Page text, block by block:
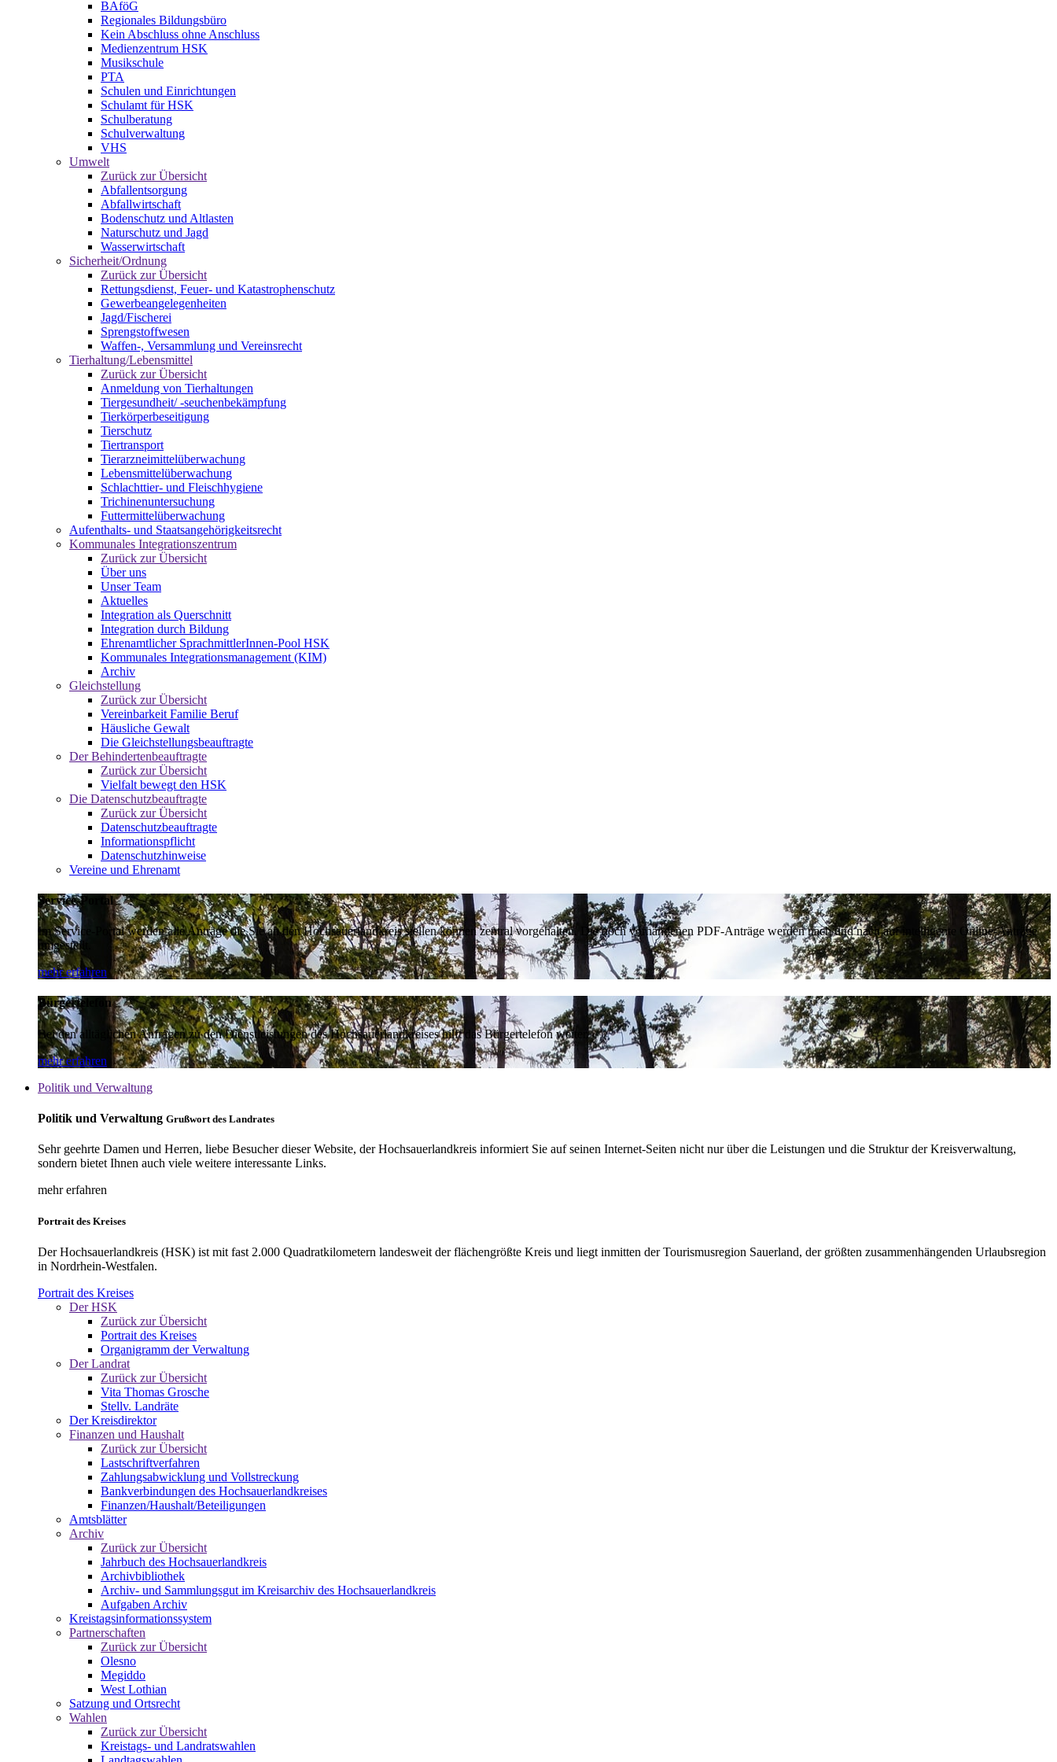
BAföG
Regionales Bildungsbüro
Kein Abschluss ohne Anschluss
Medienzentrum HSK
Musikschule
PTA
Schulen und Einrichtungen
Schulamt für HSK
Schulberatung
Schulverwaltung
VHS
Umwelt
Zurück zur Übersicht
Abfallentsorgung
Abfallwirtschaft
Bodenschutz und Altlasten
Naturschutz und Jagd
Wasserwirtschaft
Sicherheit/Ordnung
Zurück zur Übersicht
Rettungsdienst, Feuer- und Katastrophenschutz
Gewerbeangelegenheiten
Jagd/Fischerei
Sprengstoffwesen
Waffen-, Versammlung und Vereinsrecht
Tierhaltung/Lebensmittel
Zurück zur Übersicht
Anmeldung von Tierhaltungen
Tiergesundheit/ -seuchenbekämpfung
Tierkörperbeseitigung
Tierschutz
Tiertransport
Tierarzneimittelüberwachung
Lebensmittelüberwachung
Schlachttier- und Fleischhygiene
Trichinenuntersuchung
Futtermittelüberwachung
Aufenthalts- und Staatsangehörigkeitsrecht
Kommunales Integrationszentrum
Zurück zur Übersicht
Über uns
Unser Team
Aktuelles
Integration als Querschnitt
Integration durch Bildung
Ehrenamtlicher SprachmittlerInnen-Pool HSK
Kommunales Integrationsmanagement (KIM)
Archiv
Gleichstellung
Zurück zur Übersicht
Vereinbarkeit Familie Beruf
Häusliche Gewalt
Die Gleichstellungsbeauftragte
Der Behindertenbeauftragte
Zurück zur Übersicht
Vielfalt bewegt den HSK
Die Datenschutzbeauftragte
Zurück zur Übersicht
Datenschutzbeauftragte
Informationspflicht
Datenschutzhinweise
Vereine und Ehrenamt
Service-Portal
Im Service-Portal werden alle Anträge die Sie an den Hochsauerlandkreis stellen können zentral vorgehalten. Die noch vorhandenen PDF-Anträge werden nach und nach auf intelligente Online-Anträge
umgestellt.
mehr erfahren
Bürgertelefon
Bei den alltäglichen Anfragen zu den Dienstleistungen des Hochsauerlandkreises hilft das Bürgertelefon weiter.
mehr erfahren
Politik und Verwaltung
Politik und Verwaltung Grußwort des Landrates
Sehr geehrte Damen und Herren, liebe Besucher dieser Website, der Hochsauerlandkreis informiert Sie auf seinen Internet-Seiten nicht nur über die Leistungen und die Struktur der Kreisverwaltung,
sondern bietet Ihnen auch viele weitere interessante Links.
mehr erfahren
Portrait des Kreises
Der Hochsauerlandkreis (HSK) ist mit fast 2.000 Quadratkilometern landesweit der flächengrößte Kreis und liegt inmitten der Tourismusregion Sauerland, der größten zusammenhängenden Urlaubsregion
in Nordrhein-Westfalen.
Portrait des Kreises
Der HSK
Zurück zur Übersicht
Portrait des Kreises
Organigramm der Verwaltung
Der Landrat
Zurück zur Übersicht
Vita Thomas Grosche
Stellv. Landräte
Der Kreisdirektor
Finanzen und Haushalt
Zurück zur Übersicht
Lastschriftverfahren
Zahlungsabwicklung und Vollstreckung
Bankverbindungen des Hochsauerlandkreises
Finanzen/Haushalt/Beteiligungen
Amtsblätter
Archiv
Zurück zur Übersicht
Jahrbuch des Hochsauerlandkreis
Archivbibliothek
Archiv- und Sammlungsgut im Kreisarchiv des Hochsauerlandkreis
Aufgaben Archiv
Kreistagsinformationssystem
Partnerschaften
Zurück zur Übersicht
Olesno
Megiddo
West Lothian
Satzung und Ortsrecht
Wahlen
Zurück zur Übersicht
Kreistags- und Landratswahlen